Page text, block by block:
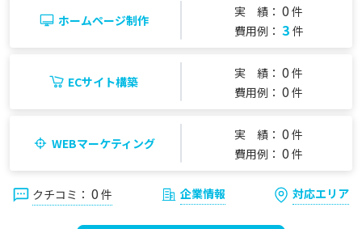
ホームページ制作
実 績： 0 件
費用例： 3 件
ECサイト構築
実 績： 0 件
費用例： 0 件
WEBマーケティング
実 績： 0 件
費用例： 0 件
クチコミ： 0 件 企業情報 対応エリア